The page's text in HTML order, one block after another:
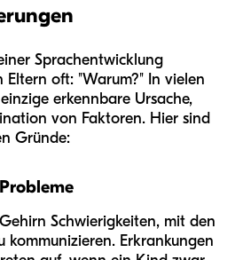
Sprachentwicklung
oft: "Warum?" In vielen
erkennbare Ursache,
von Faktoren. Hier sind
Gründe:
Schwierigkeiten, mit den
kommunizieren. Erkrankungen